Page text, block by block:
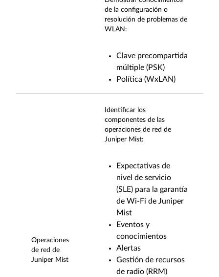
de la configuración o
resolución de problemas de
WLAN:
Clave precompartida
múltiple (PSK)
Política (WxLAN)
Operaciones
de red de
Juniper Mist
Identificar los
componentes de las
operaciones de red de
Juniper Mist:
Expectativas de
nivel de servicio
(SLE) para la garantía
de Wi-Fi de Juniper
Mist
Eventos y
conocimientos
Alertas
Gestión de recursos
de radio (RRM)